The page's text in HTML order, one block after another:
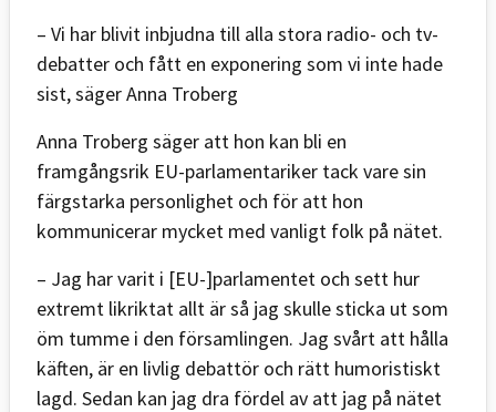
– Vi har blivit inbjudna till alla stora radio- och tv-
debatter och fått en exponering som vi inte hade
sist, säger Anna Troberg
Anna Troberg säger att hon kan bli en
framgångsrik EU-parlamentariker tack vare sin
färgstarka personlighet och för att hon
kommunicerar mycket med vanligt folk på nätet.
– Jag har varit i [EU-]parlamentet och sett hur
extremt likriktat allt är så jag skulle sticka ut som
öm tumme i den församlingen. Jag svårt att hålla
käften, är en livlig debattör och rätt humoristiskt
lagd. Sedan kan jag dra fördel av att jag på nätet